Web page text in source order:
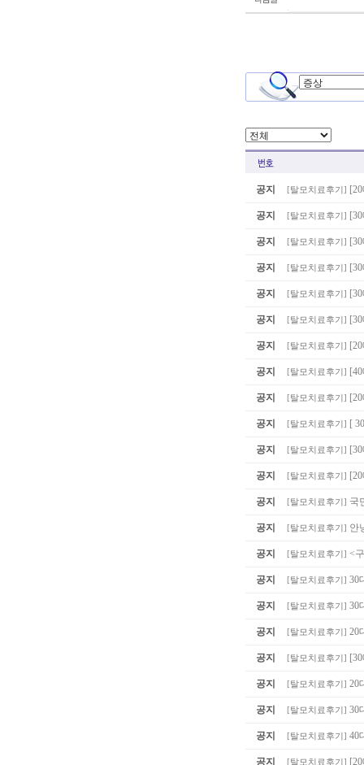
공지 [탈모치료후기 ]
공지 [탈모치료후기 ]
공지 [탈모치료후기 ]
공지 [탈모치료후기 ]
공지 [탈모치료후기 ]
공지 [탈모치료후기 ]
공지 [탈모치료후기 ]
공지 [탈모치료후기 ]
공지 [탈모치료후기 ]
공지 [탈모치료후기 ] [
공지 [탈모치료후기 ]
공지 [탈모치료후기 ]
공지 [탈모치료후기 ] 국
공지 [탈모치료후기 ] 안
공지 [탈모치료후기 ] <
공지 [탈모치료후기 ] 30
공지 [탈모치료후기 ] 30
공지 [탈모치료후기 ] 20
공지 [탈모치료후기 ]
공지 [탈모치료후기 ] 20
공지 [탈모치료후기 ] 30
공지 [탈모치료후기 ] 40
공지 [탈모치료후기 ]